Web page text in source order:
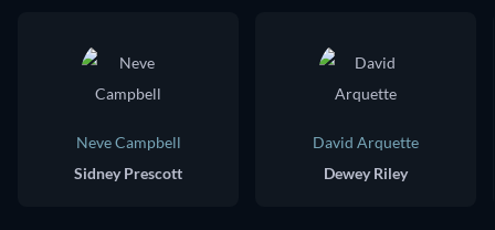
Neve Campbell
Sidney Prescott
David Arquette
Dewey Riley